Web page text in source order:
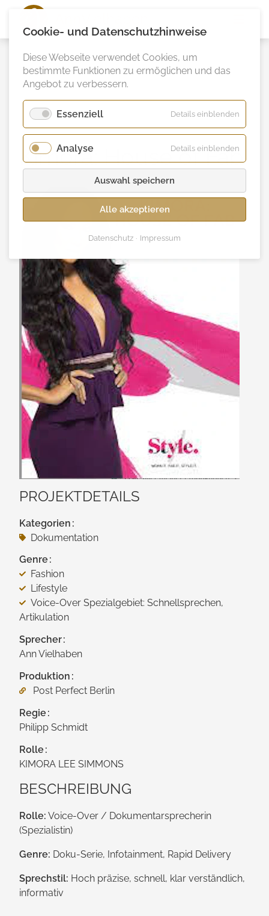
Kimora: House of Fab
PROJEKTDETAILS
Kategorien
Doku­mentation
Genre
Fashion
Lifestyle
Voice-Over Spezialgebiet: Schnellsprechen,
Artikulation
Sprecher
Ann Vielhaben
Produktion
Post Perfect Berlin
Regie
Philipp Schmidt
Rolle
KIMORA LEE SIMMONS
BESCHREIBUNG
Rolle: Voice-Over / Dokumentar­sprecherin
(Spezialistin)
Genre: Doku-Serie, Infotainment, Rapid Delivery
Sprechstil: Hoch präzise, schnell, klar verständlich,
informativ
Cookie- und Datenschutzhinweise
Diese Webseite verwendet Cookies, um
bestimmte Funktionen zu ermöglichen und das
Angebot zu verbessern.
Essenziell Details einblenden
Analyse Details einblenden
Analyse
Auswahl speichern
Alle akzeptieren
Datenschutz Impressum